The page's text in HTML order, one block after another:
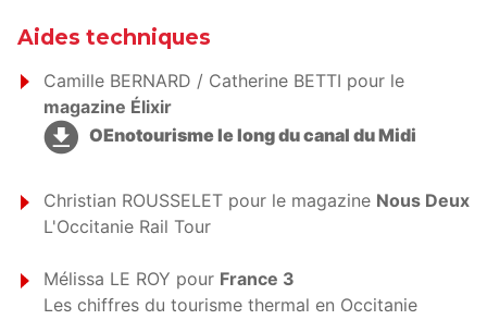
Aides techniques
Camille BERNARD / Catherine BETTI pour le
magazine Élixir
OEnotourisme le long du canal du Midi
Christian ROUSSELET pour le magazine Nous Deux
L'Occitanie Rail Tour
Mélissa LE ROY pour France 3
Les chiffres du tourisme thermal en Occitanie